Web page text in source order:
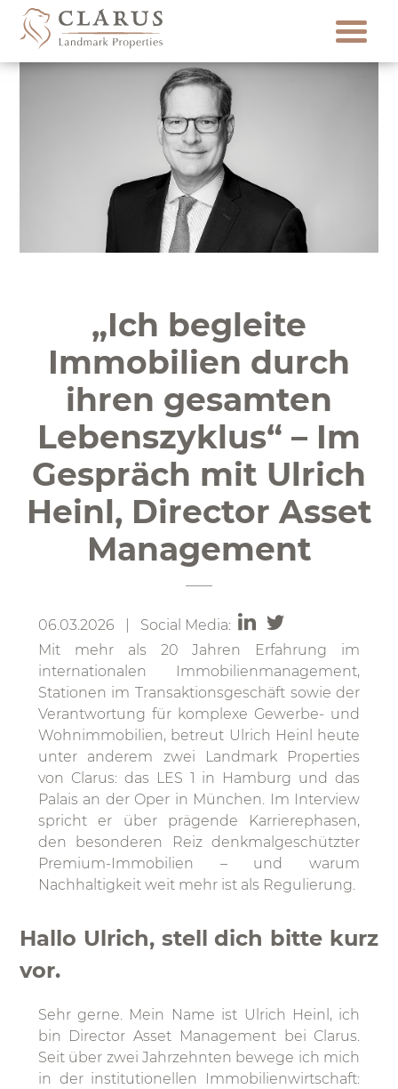
Skip
content
„Ich begleite
Immobilien durch
ihren gesamten
Lebenszyklus“ – Im
Gespräch mit Ulrich
Heinl, Director Asset
Management
06.03.2026 | Social Media:
Mit mehr als 20 Jahren Erfahrung im
internationalen Immobilienmanagement,
Stationen im Transaktionsgeschäft sowie der
Verantwortung für komplexe Gewerbe- und
Wohnimmobilien, betreut Ulrich Heinl heute
unter anderem zwei Landmark Properties
von Clarus: das LES 1 in Hamburg und das
Palais an der Oper in München. Im Interview
spricht er über prägende Karrierephasen,
den besonderen Reiz denkmalgeschützter
Premium-Immobilien – und warum
Nachhaltigkeit weit mehr ist als Regulierung.
Hallo Ulrich, stell dich bitte kurz
vor.
Sehr gerne. Mein Name ist Ulrich Heinl, ich
bin Director Asset Management bei Clarus.
Seit über zwei Jahrzehnten bewege ich mich
in der institutionellen Immobilienwirtschaft: